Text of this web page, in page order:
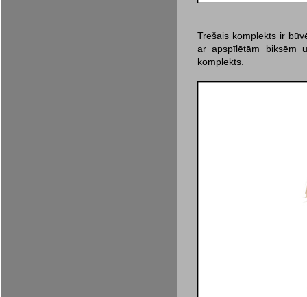
Trešais komplekts ir
ar apspīlētām biksēm
komplekts.